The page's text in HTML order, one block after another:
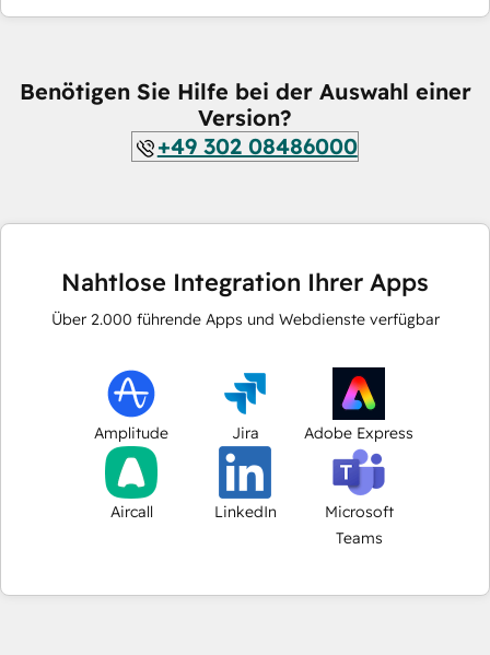
Benötigen Sie Hilfe bei der Auswahl einer
Version?
+49 302 08486000
Nahtlose Integration Ihrer Apps
Über 2.000 führende Apps und Webdienste verfügbar
Amplitude Jira Adobe Express
Aircall LinkedIn
Microsoft
Teams